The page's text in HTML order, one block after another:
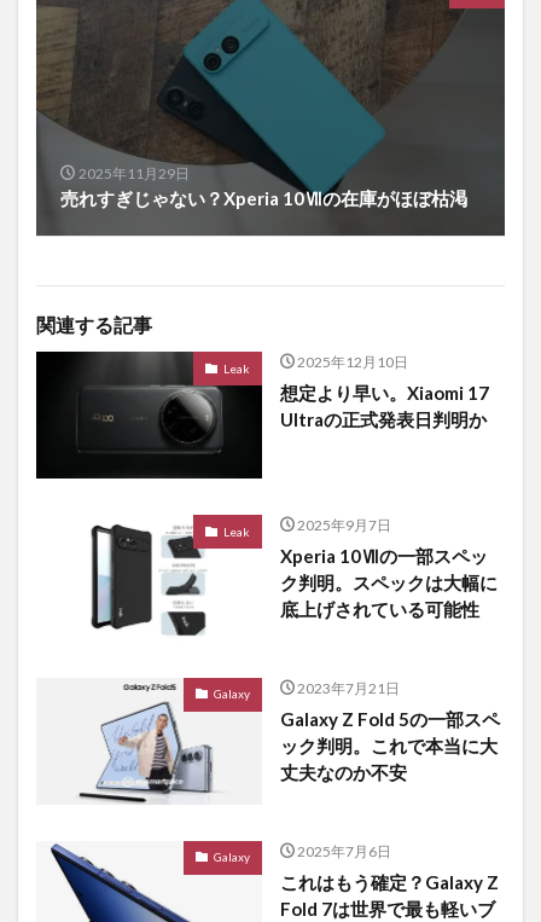
2025年11月29日
売れすぎじゃない？Xperia 10Ⅶの在庫がほぼ枯渇
関連する記事
Leak 2025年12月10日
想定より早い。Xiaomi 17
Ultraの正式発表日判明か
Leak 2025年9月7日
Xperia 10Ⅶの一部スペッ
ク判明。スペックは大幅に
底上げされている可能性
Galaxy 2023年7月21日
Galaxy Z Fold 5の一部スペ
ック判明。これで本当に大
丈夫なのか不安
Galaxy 2025年7月6日
これはもう確定？Galaxy Z
Fold 7は世界で最も軽いブ